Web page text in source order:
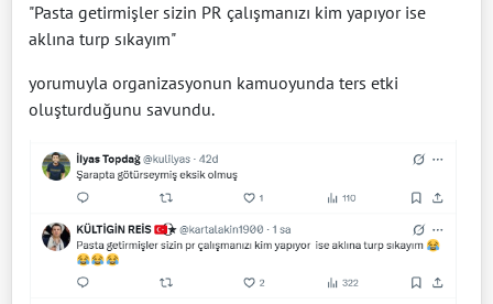
"Pasta getirmişler sizin PR çalışmanızı kim yapıyor ise
aklına turp sıkayım"
yorumuyla organizasyonun kamuoyunda ters etki
oluşturduğunu savundu.